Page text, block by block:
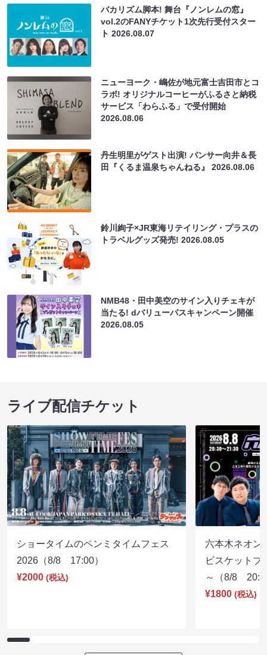
バカリズム脚本! 舞台『ノンレムの窓』
vol.2のFANYチケット1次先行受付スター
ト2026.08.07
ニューヨーク・嶋佐が地元富士吉田市とコ
ラボ! オリジナルコーヒーがふるさと納税
サービス「わらふる」で受付開始
2026.08.06
丹生明里がゲスト出演! パンサー向井＆長
田『くるま温泉ちゃんねる』2026.08.06
鈴川絢子×JR東海リテイリング・プラスの
トラベルグッズ発売!2026.08.05
NMB48・田中美空のサイン入りチェキが
当たる! dバリューパスキャンペーン開催
2026.08.05
ライブ配信チケット
ショータイムのペンミタイムフェス
2026（8/8 17:00）
¥2000 (税込)
六本木ネオン
ビスケットブ
～（8/8
¥1800 (税込)